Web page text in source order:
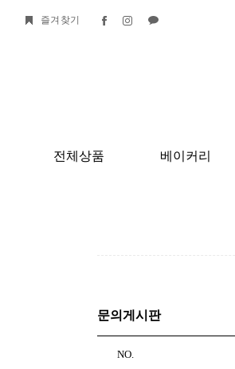
즐겨찾기
전체상품 베이커리
문의게시판
NO.